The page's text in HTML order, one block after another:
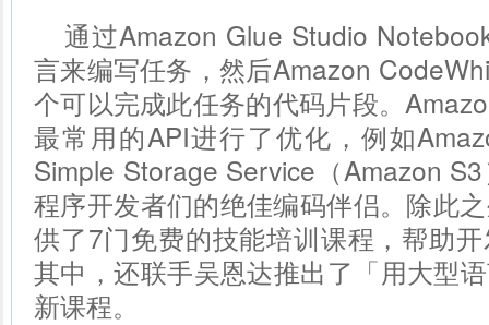
通过Amazon Glue Studio
言来编写任务，然后Amazon
个可以完成此任务的代码片段。
最常用的API进行了优化，例如
Simple Storage Service（Amazon
程序开发者们的绝佳编码伴侣。除此
供了7门免费的技能培训课程，帮助
其中，还联手吴恩达推出了「用大型
新课程。